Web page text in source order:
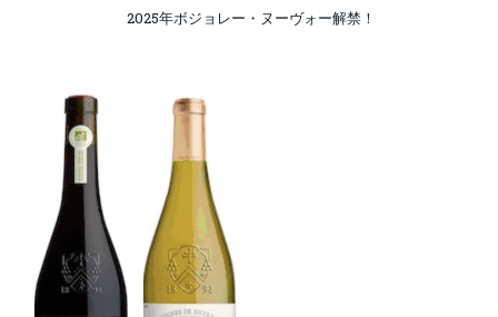
2025年ボジョレー・ヌーヴォー解禁！